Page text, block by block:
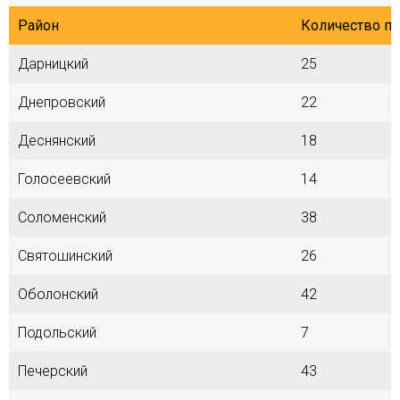
Район Количество
Дарницкий 25
Днепровский 22
Деснянский 18
Голосеевский 14
Соломенский 38
Святошинский 26
Оболонский 42
Подольский 7
Печерский 43